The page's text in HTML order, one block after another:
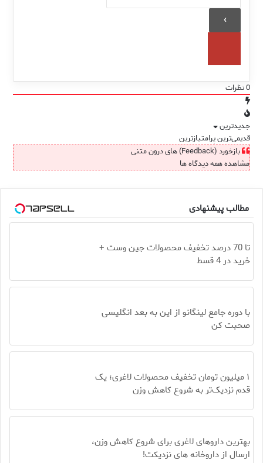
0نظرات
جدیدترین
قدیمی‌ترینپرامتیازترین
بازخورد (Feedback) های درون متنی
مشاهده همه دیدگاه ها
مطالب پیشنهادی
تا 70 درصد تخفیف محصولات جین وست +
خرید در 4 قسط
با دوره جامع لینگانو از این به بعد انگلیسی
صحبت کن
۱ میلیون تومان تخفیف محصولات لاغری؛ یک
قدم نزدیک‌تر به شروع کاهش وزن
بهترین داروهای لاغری برای شروع کاهش وزن،
ارسال از داروخانه های نزدیکت!